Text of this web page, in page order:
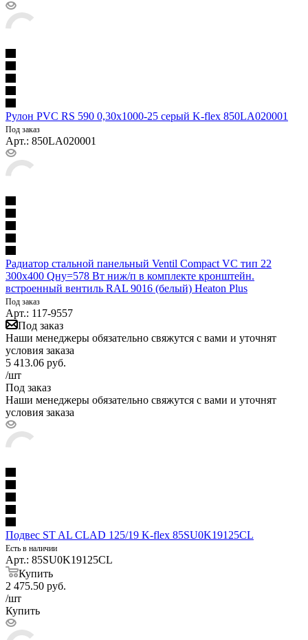
Рулон PVC RS 590 0,30х1000-25 серый K-flex 850LA020001
Под заказ
Арт.: 850LA020001
Радиатор стальной панельный Ventil Compact VC тип 22
300х400 Qну=578 Вт ниж/п в комплекте кронштейн.
встроенный вентиль RAL 9016 (белый) Heaton Plus
Под заказ
Арт.: 117-9557
Под заказ
Наши менеджеры обязательно свяжутся с вами и уточнят
условия заказа
5 413.06 руб.
/шт
Под заказ
Наши менеджеры обязательно свяжутся с вами и уточнят
условия заказа
Подвес ST AL CLAD 125/19 K-flex 85SU0K19125CL
Есть в наличии
Арт.: 85SU0K19125CL
Купить
2 475.50 руб.
/шт
Купить